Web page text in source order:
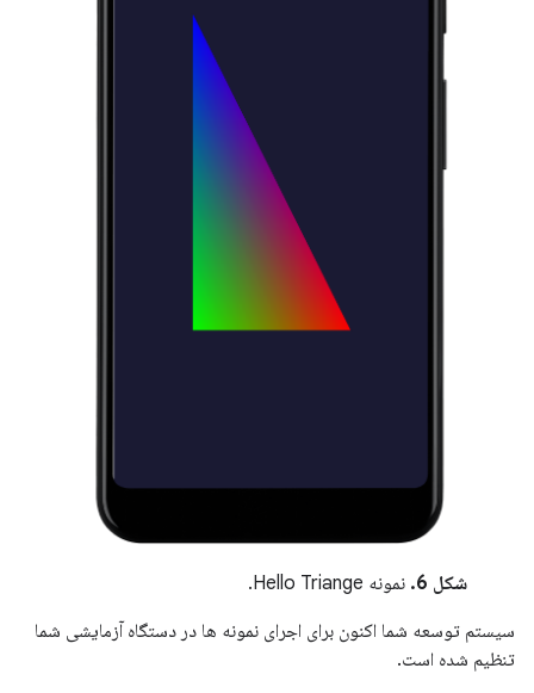
شکل 6.
نمونه Hello Triange.
سیستم توسعه شما اکنون برای اجرای نمونه ها در دستگاه آزمایشی شما
تنظیم شده است.